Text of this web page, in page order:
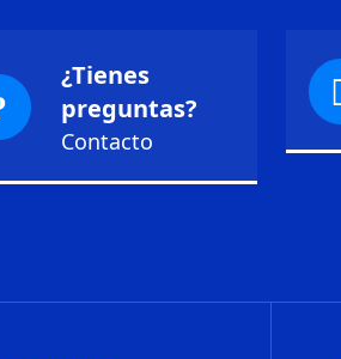
¿Tienes
preguntas?
Contacto